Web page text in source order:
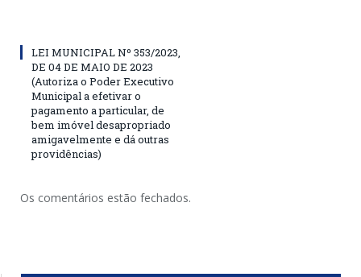
LEI MUNICIPAL Nº 353/2023,
DE 04 DE MAIO DE 2023
(Autoriza o Poder Executivo
Municipal a efetivar o
pagamento a particular, de
bem imóvel desapropriado
amigavelmente e dá outras
providências)
Os comentários estão fechados.